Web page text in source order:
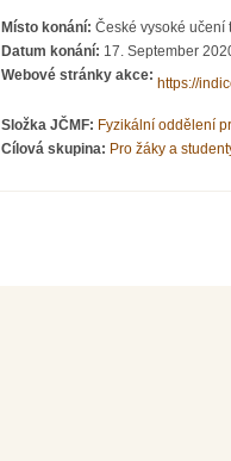
Místo konání: České vysoké učení
Datum konání: 17. September
Webové stránky akce:
https://
Složka JČMF: Fyzikální oddělení
Cílová skupina: Pro žáky a